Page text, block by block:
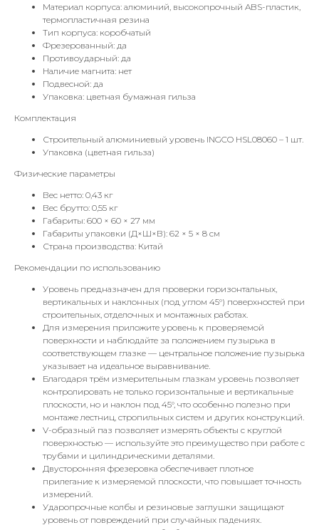
Материал корпуса: алюминий, высокопрочный ABS-пластик,
термопластичная резина
Тип корпуса: коробчатый
Фрезерованный: да
Противоударный: да
Наличие магнита: нет
Подвесной: да
Упаковка: цветная бумажная гильза
Комплектация
Строительный алюминиевый уровень INGCO HSL08060 – 1 шт.
Упаковка (цветная гильза)
Физические параметры
Вес нетто: 0,43 кг
Вес брутто: 0,55 кг
Габариты: 600 × 60 × 27 мм
Габариты упаковки (Д×Ш×В): 62 × 5 × 8 см
Страна производства: Китай
Рекомендации по использованию
Уровень предназначен для проверки горизонтальных,
вертикальных и наклонных (под углом 45°) поверхностей при
строительных, отделочных и монтажных работах.
Для измерения приложите уровень к проверяемой
поверхности и наблюдайте за положением пузырька в
соответствующем глазке — центральное положение пузырька
указывает на идеальное выравнивание.
Благодаря трём измерительным глазкам уровень позволяет
контролировать не только горизонтальные и вертикальные
плоскости, но и наклон под 45°, что особенно полезно при
монтаже лестниц, стропильных систем и других конструкций.
V-образный паз позволяет измерять объекты с круглой
поверхностью — используйте это преимущество при работе с
трубами и цилиндрическими деталями.
Двусторонняя фрезеровка обеспечивает плотное
прилегание к измеряемой плоскости, что повышает точность
измерений.
Ударопрочные колбы и резиновые заглушки защищают
уровень от повреждений при случайных падениях.